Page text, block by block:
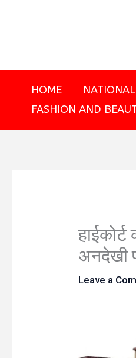
HOME NATIONAL
FASHION AND
अनदेखी
Leave a